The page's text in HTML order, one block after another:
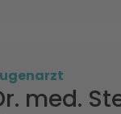
med.